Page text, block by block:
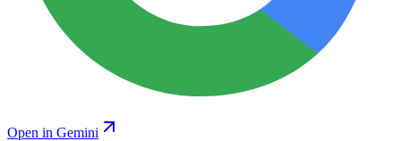
Open in Gemini